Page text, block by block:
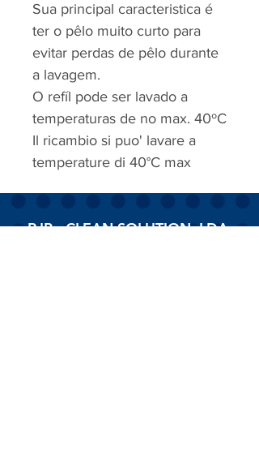
Sua principal caracteristica é
ter o pêlo muito curto para
evitar perdas de pêlo durante
a lavagem.
O refíl pode ser lavado a
temperaturas de no max. 40ºC
Il ricambio si puo' lavare a
temperature di 40°C max
RJP - CLEAN SOLUTION, LDA.